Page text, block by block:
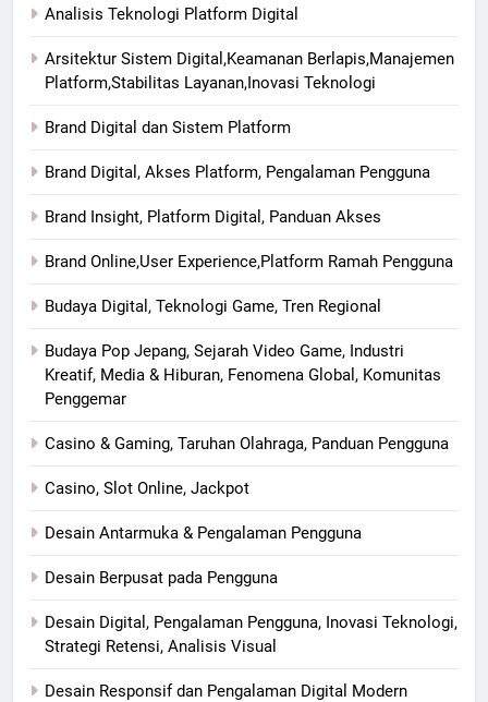
Analisis Teknologi Platform Digital
Arsitektur Sistem Digital,Keamanan Berlapis,Manajemen
Platform,Stabilitas Layanan,Inovasi Teknologi
Brand Digital dan Sistem Platform
Brand Digital, Akses Platform, Pengalaman Pengguna
Brand Insight, Platform Digital, Panduan Akses
Brand Online,User Experience,Platform Ramah Pengguna
Budaya Digital, Teknologi Game, Tren Regional
Budaya Pop Jepang, Sejarah Video Game, Industri
Kreatif, Media & Hiburan, Fenomena Global, Komunitas
Penggemar
Casino & Gaming, Taruhan Olahraga, Panduan Pengguna
Casino, Slot Online, Jackpot
Desain Antarmuka & Pengalaman Pengguna
Desain Berpusat pada Pengguna
Desain Digital, Pengalaman Pengguna, Inovasi Teknologi,
Strategi Retensi, Analisis Visual
Desain Responsif dan Pengalaman Digital Modern